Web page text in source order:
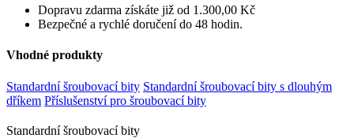
Dopravu zdarma získáte již od 1.300,00 Kč
Bezpečné a rychlé doručení do 48 hodin.
Vhodné produkty
Standardní šroubovací bity Standardní šroubovací bity s dlouhým
dříkem Příslušenství pro šroubovací bity
Standardní šroubovací bity
Standardní šroubovací bity